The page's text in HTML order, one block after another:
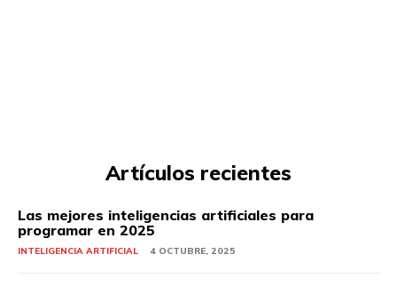
Artículos recientes
Las mejores inteligencias artificiales para
programar en 2025
INTELIGENCIA ARTIFICIAL 4 OCTUBRE, 2025